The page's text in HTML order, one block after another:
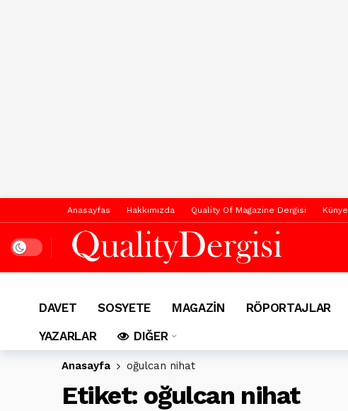
Anasayfas Hakkımızda Quality Of Magazine Dergisi Künye
Dark mode
DAVET SOSYETE MAGAZİN RÖPORTAJLAR
YAZARLAR
DIĞER
Anasayfa oğulcan nihat
Etiket: oğulcan nihat